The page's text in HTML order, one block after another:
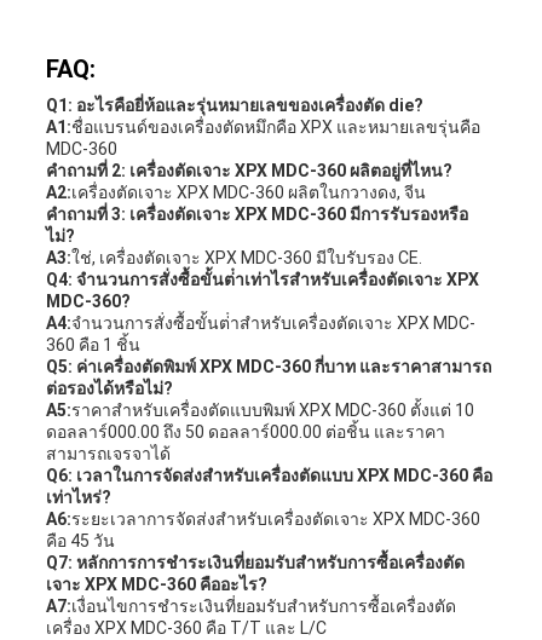
FAQ:
Q1: อะไรคือยี่ห้อและรุ่นหมายเลขของเครื่องตัด die?
A1:ชื่อแบรนด์ของเครื่องตัดหมึกคือ XPX และหมายเลขรุ่นคือ
MDC-360
คําถามที่ 2: เครื่องตัดเจาะ XPX MDC-360 ผลิตอยู่ที่ไหน?
A2:เครื่องตัดเจาะ XPX MDC-360 ผลิตในกวางดง, จีน
คําถามที่ 3: เครื่องตัดเจาะ XPX MDC-360 มีการรับรองหรือ
ไม่?
A3:ใช่, เครื่องตัดเจาะ XPX MDC-360 มีใบรับรอง CE.
Q4: จํานวนการสั่งซื้อขั้นต่ําเท่าไรสําหรับเครื่องตัดเจาะ XPX
MDC-360?
A4:จํานวนการสั่งซื้อขั้นต่ําสําหรับเครื่องตัดเจาะ XPX MDC-
360 คือ 1 ชิ้น
Q5: ค่าเครื่องตัดพิมพ์ XPX MDC-360 กี่บาท และราคาสามารถ
ต่อรองได้หรือไม่?
A5:ราคาสําหรับเครื่องตัดแบบพิมพ์ XPX MDC-360 ตั้งแต่ 10
ดอลลาร์000.00 ถึง 50 ดอลลาร์000.00 ต่อชิ้น และราคา
สามารถเจรจาได้
Q6: เวลาในการจัดส่งสําหรับเครื่องตัดแบบ XPX MDC-360 คือ
เท่าไหร่?
A6:ระยะเวลาการจัดส่งสําหรับเครื่องตัดเจาะ XPX MDC-360
คือ 45 วัน
Q7: หลักการการชําระเงินที่ยอมรับสําหรับการซื้อเครื่องตัด
เจาะ XPX MDC-360 คืออะไร?
A7:เงื่อนไขการชําระเงินที่ยอมรับสําหรับการซื้อเครื่องตัด
เครื่อง XPX MDC-360 คือ T/T และ L/C